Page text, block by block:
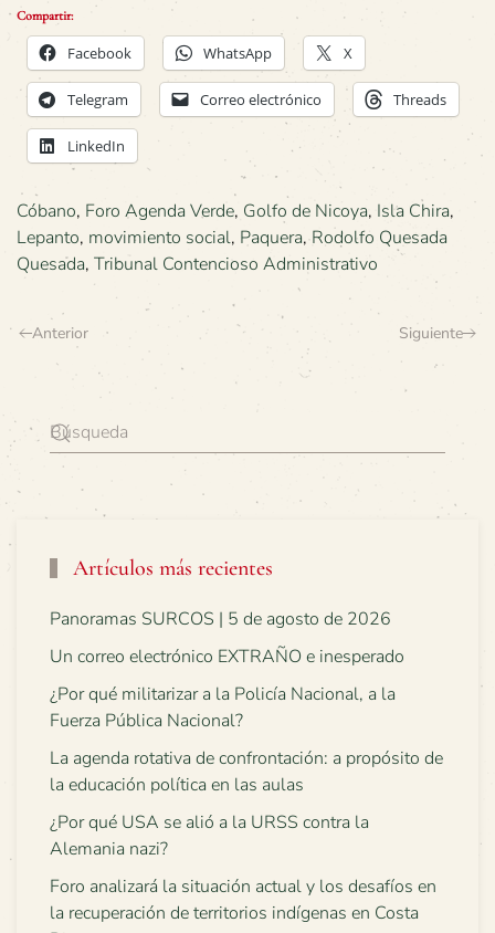
Compartir:
Facebook WhatsApp X
Telegram Correo electrónico Threads
LinkedIn
Cóbano, Foro Agenda Verde, Golfo de Nicoya, Isla Chira,
Lepanto, movimiento social, Paquera, Rodolfo Quesada
Quesada, Tribunal Contencioso Administrativo
Anterior Siguiente
Artículos más recientes
Panoramas SURCOS | 5 de agosto de 2026
Un correo electrónico EXTRAÑO e inesperado
¿Por qué militarizar a la Policía Nacional, a la
Fuerza Pública Nacional?
La agenda rotativa de confrontación: a propósito de
la educación política en las aulas
¿Por qué USA se alió a la URSS contra la
Alemania nazi?
Foro analizará la situación actual y los desafíos en
la recuperación de territorios indígenas en Costa